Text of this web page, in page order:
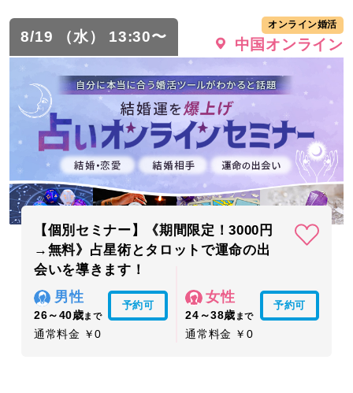
8/19 （水） 13:30〜
オンライン婚活
中国オンライン
【個別セミナー】《期間限定！3000円
→無料》占星術とタロットで運命の出
会いを導きます！
男性
26～40歳まで
予約可
通常料金 ￥0
女性
24～38歳 まで
予約可
通常料金 ￥0